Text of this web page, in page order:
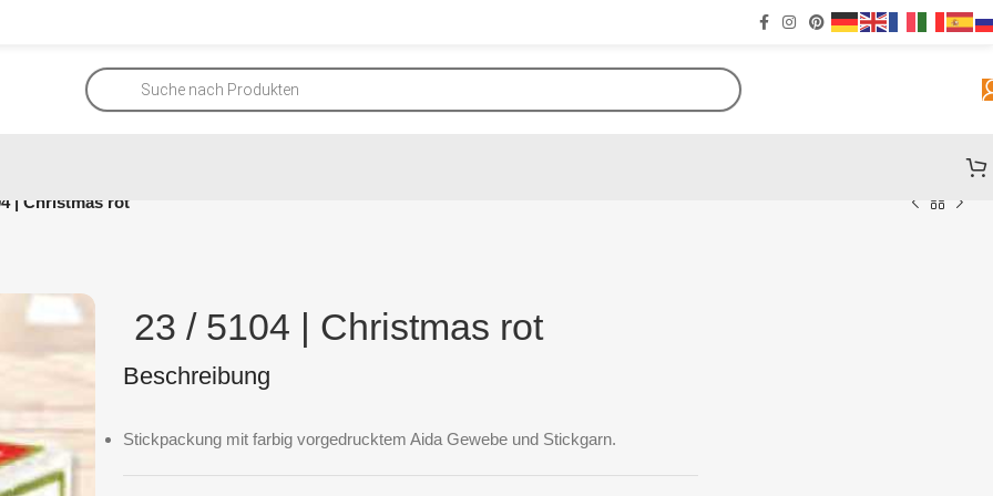
| Christmas rot
23 / 5104 | Christmas rot
Beschreibung
Stickpackung mit farbig vorgedrucktem Aida Gewebe und Stickgarn.